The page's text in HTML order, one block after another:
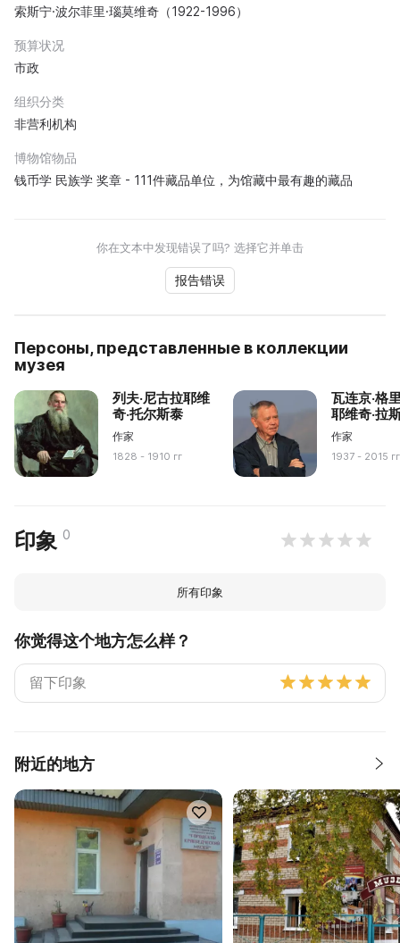
索斯宁·波尔菲里·瑙莫维奇（1922-1996）
预算状况
市政
组织分类
非营利机构
博物馆物品
钱币学 民族学 奖章 - 111件藏品单位，为馆藏中最有趣的藏品
你在文本中发现错误了吗? 选择它并单击
报告错误
Персоны, представленные в коллекции
музея
列夫·尼古拉耶维
奇·托尔斯泰
作家
1828 - 1910 гг
瓦连京·格
耶维奇·拉
作家
1937 - 2015 гг
印象 0
所有印象
你觉得这个地方怎么样？
附近的地方